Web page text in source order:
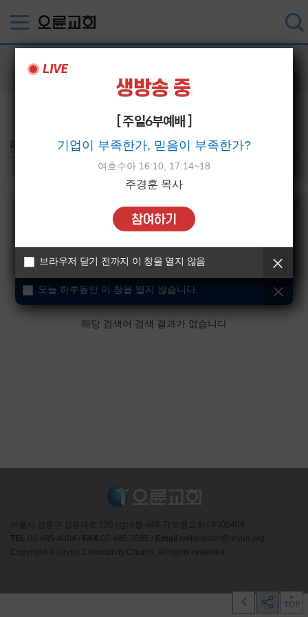
몸캠피싱대처방법용인심부름센터
검색결과 (총 0건)
해당 검색어 검색 결과가 없습니다
서울시 강동구 강동대로 235 (성내동 449-7) 오륜교회 (우)05408
TEL 02-485-4004 / FAX 02-485-3585 / Email
webmaster@oryun.org
Copyright © Oryun Community Church, All rights reserved.
오늘 하루동안 이 창을 열지 않습니다.
오늘 하루동안 이 창을 열지 않습니다.
[ 주일6부예배 ]
기업이 부족한가, 믿음이 부족한가?
여호수아 16:10, 17:14~18
주경훈 목사
브라우저 닫기 전까지 이 창을 열지 않음